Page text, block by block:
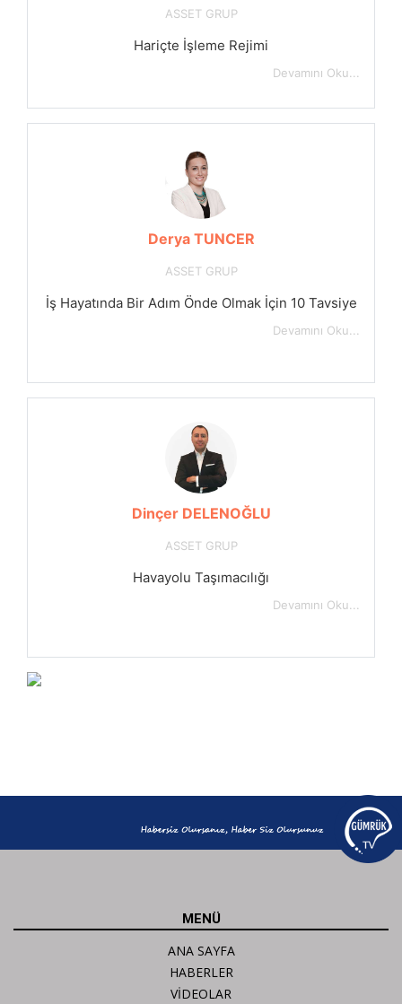
ASSET GRUP
Hariçte İşleme Rejimi
Devamını Oku...
Derya TUNCER
ASSET GRUP
İş Hayatında Bir Adım Önde Olmak İçin 10 Tavsiye
Devamını Oku...
Dinçer DELENOĞLU
ASSET GRUP
Havayolu Taşımacılığı
Devamını Oku...
MENÜ
ANA SAYFA
HABERLER
VİDEOLAR